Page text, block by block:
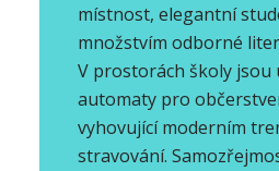
místnost, elegantní
množstvím odborné
V prostorách školy jsou
automaty pro
vyhovující moderním
stravování.